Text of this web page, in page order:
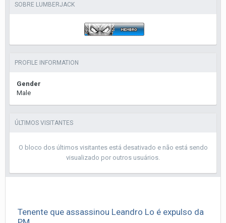
SOBRE LUMBERJACK
PROFILE INFORMATION
Gender
Male
ÚLTIMOS VISITANTES
O bloco dos últimos visitantes está desativado e não está sendo
visualizado por outros usuários.
Tenente que assassinou Leandro Lo é expulso da